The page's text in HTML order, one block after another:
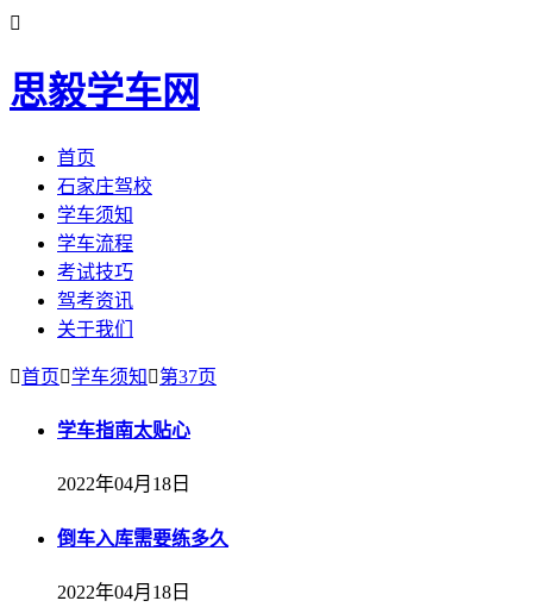

思毅学车网
首页
石家庄驾校
学车须知
学车流程
考试技巧
驾考资讯
关于我们
首页学车须知 第37页
学车指南太​贴心
2022年04月18日
倒车入库需要练多久
2022年04月18日